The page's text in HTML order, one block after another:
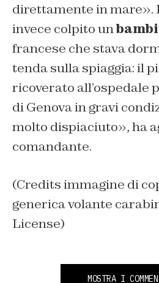
direttamente in mare».
invece colpito un
francese che stava
tenda sulla spiaggia: il
ricoverato all’ospedale
di Genova in gravi
molto dispiaciuto», ha
comandante.
(Credits immagine di
generica volante
License)
MOSTRA I